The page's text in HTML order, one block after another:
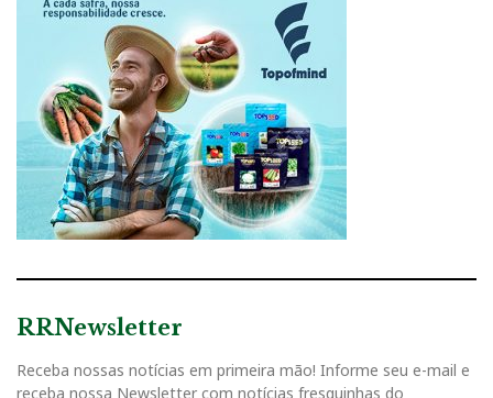
RRNewsletter
Receba nossas notícias em primeira mão! Informe seu e-mail e
receba nossa Newsletter com notícias fresquinhas do